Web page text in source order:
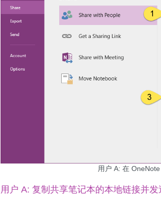
用户 A: 在
用户 A: 复制共享笔记本的本地链接并发